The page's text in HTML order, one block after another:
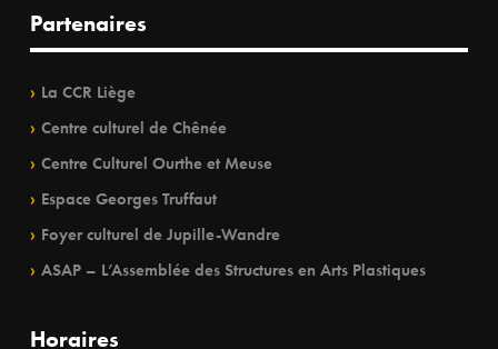
Partenaires
La CCR Liège
Centre culturel de Chênée
Centre Culturel Ourthe et Meuse
Espace Georges Truffaut
Foyer culturel de Jupille-Wandre
ASAP – L’Assemblée des Structures en Arts Plastiques
Horaires